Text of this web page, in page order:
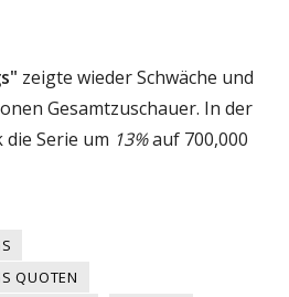
zeigte wieder Schwäche und
Gesamtzuschauer. In der
Serie um 13%auf 700,000
QUOTEN